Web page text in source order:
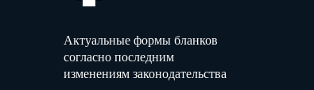
Актуальные формы бланков
согласно последним
изменениям законодательства